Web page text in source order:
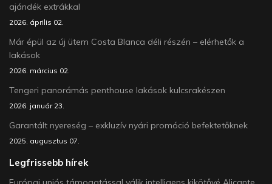
ajándék extrákkal
2026. április 02.
Már épül az új ütem Costa Blanca déli részén – elérhetők a
lakások
2026. március 02.
Tengeri panorámás penthouse lakások kulcsrakészen
2026. január 23.
Garantált nyereség – exkluzív nyári promóció befektetőknek
2025. augusztus 07.
Legfrissebb hírek